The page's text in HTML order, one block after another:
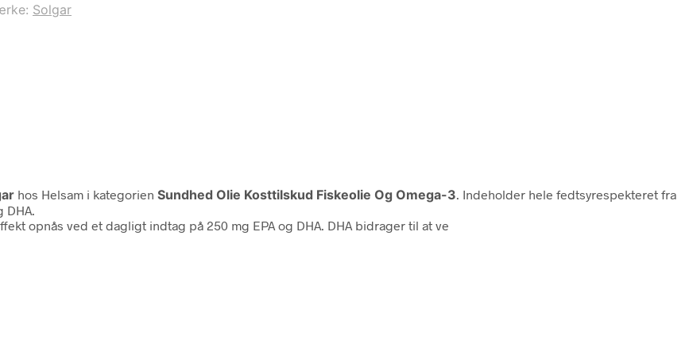
Solgar
hos Helsam i kategorien Sundhed Olie Kosttilskud Fiskeolie Og Omega-3 . Indeholder hele fedtsyrespekteret fra
opnås ved et dagligt indtag på 250 mg EPA og DHA. DHA bidrager til at ve